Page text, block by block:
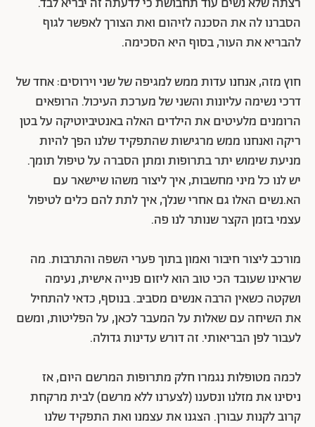
הסברנו לה את הסכנה לזיהום ואת הצורך לאפשר לגוף
להבריא את העור, בסוף היא הסכימה.
חוץ מזה, אנחנו עדות ממש למגיפה של שני וירוסים: אחד של
דרכי נשימה עליונות והשני של מערכת העיכול. הרופאים
הרומנים מלעיטים את הילדים האלה באנטיביוטיקה על בטן
ריקה ואנחנו ממש מרגישות שהתפקיד שלנו הפך להיות
מניעת שימוש יתר בתרופות ומתן הסברה על טיפול תומך.
יש לנו כל מיני מחשבות, איך ליצור משהו שיישאר עם
הא.נשים האלו גם אחרי שנלך, איך לתת להם כלים לטיפול
עצמי בזמן הקצר שנותר לנו פה.
מורכב ליצור חיבור ואמון בתוך פערי השפה והתרבות. מה
שראינו שעובד הכי טוב הוא ליזום פנייה אישית, נעימה
ושקטה כשאין הרבה אנשים מסביב. בנוסף, כדאי להתחיל
את השיחה עם שאלות על המעבר לכאן, על הפליטות, ומשם
לעבור לפן הבריאותי. זה דורש עדינות גדולה.
לכמה מטופלות נגמרו חלק מתרופות המרשם היום, אז
ניסינו את מזלנו ונסענו (לצערנו ללא מרשם) לבית מרקחת
קרוב לקנות עבורן. הצגנו את עצמנו ואת התפקיד שלנו